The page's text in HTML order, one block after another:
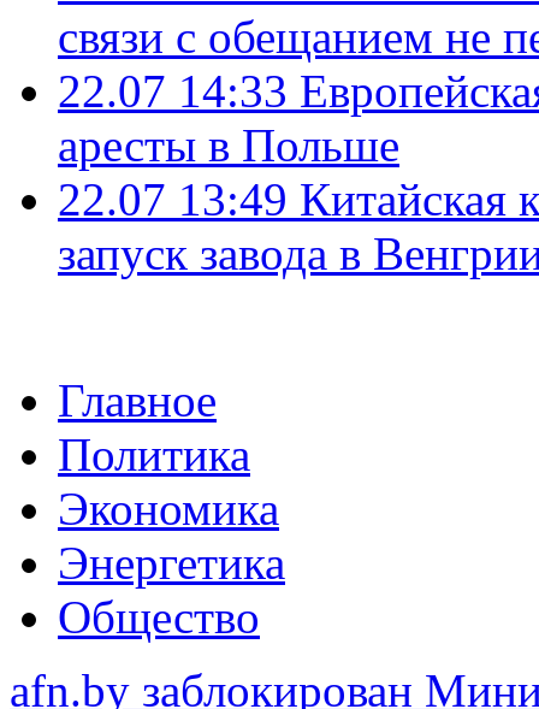
связи с обещанием не
22.07 14:33
аресты в Польше
22.07 13:49 Китайская
запуск завода в
Главное
Политика
Экономика
Энергетика
Общество
afn.by заблокирован